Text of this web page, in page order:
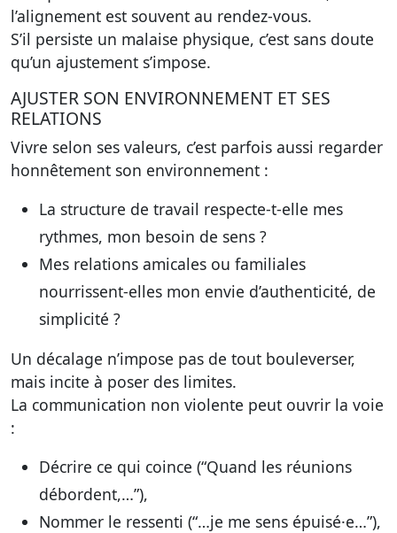
l’alignement est souvent au rendez-vous.
S’il persiste un malaise physique, c’est sans doute
qu’un ajustement s’impose.
AJUSTER SON ENVIRONNEMENT ET SES
RELATIONS
Vivre selon ses valeurs, c’est parfois aussi regarder
honnêtement son environnement :
La structure de travail respecte-t-elle mes
rythmes, mon besoin de sens ?
Mes relations amicales ou familiales
nourrissent-elles mon envie d’authenticité, de
simplicité ?
Un décalage n’impose pas de tout bouleverser,
mais incite à poser des limites.
La communication non violente peut ouvrir la voie
:
Décrire ce qui coince (“Quand les réunions
débordent,…”),
Nommer le ressenti (“…je me sens épuisé·e…”),